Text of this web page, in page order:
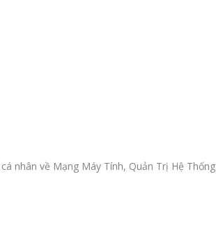
nhân về Mạng Máy Tính, Quản Trị Hệ Thống